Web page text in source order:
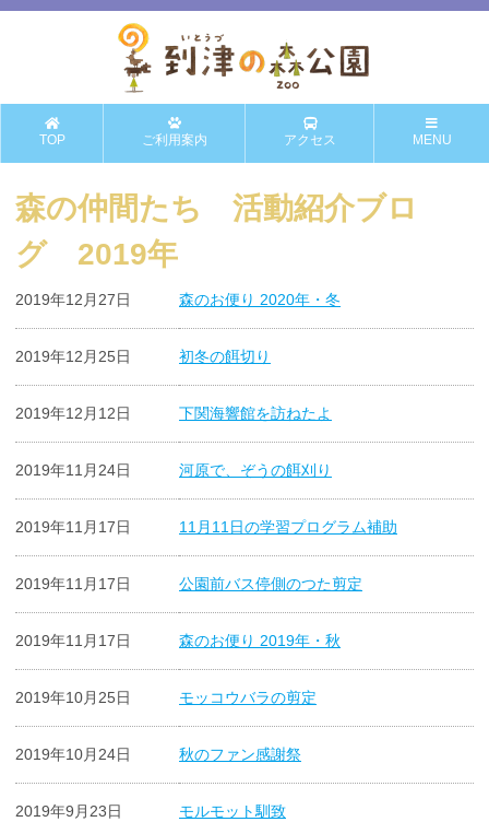
TOP ご利用案内 アクセス MENU
森の仲間たち 活動紹介ブロ
グ 2019年
2019年12月27日 森のお便り 2020年・冬
2019年12月25日 初冬の餌切り
2019年12月12日 下関海響館を訪ねたよ
2019年11月24日 河原で、ぞうの餌刈り
2019年11月17日 11月11日の学習プログラム補助
2019年11月17日 公園前バス停側のつた剪定
2019年11月17日 森のお便り 2019年・秋
2019年10月25日 モッコウバラの剪定
2019年10月24日 秋のファン感謝祭
2019年9月23日 モルモット馴致